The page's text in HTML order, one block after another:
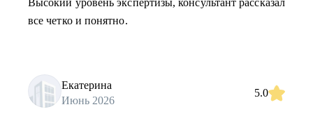
Высокий уровень экспертизы, консультант рассказал
все четко и понятно.
Екатерина
Июнь 2026
5.0